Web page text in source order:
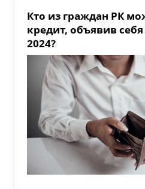
Кто из граждан РК
кредит, объявив
2024?